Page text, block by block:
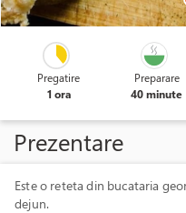
Pregatire
1 ora
Preparare
40 minute
Prezentare
Este o reteta din bucataria
dejun.